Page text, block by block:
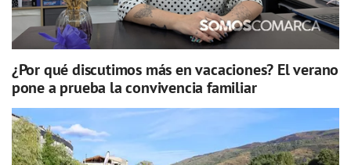
¿Por qué discutimos más en vacaciones? El verano
pone a prueba la convivencia familiar